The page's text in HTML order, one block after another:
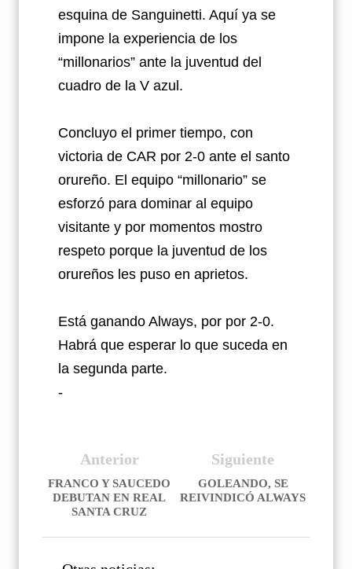
esquina de Sanguinetti. Aquí ya se
impone la experiencia de los
“millonarios” ante la juventud del
cuadro de la V azul.
Concluyo el primer tiempo, con
victoria de CAR por 2-0 ante el santo
orureño. El equipo “millonario” se
esforzó para dominar al equipo
visitante y por momentos mostro
respeto porque la juventud de los
orureños les puso en aprietos.
Está ganando Always, por por 2-0.
Habrá que esperar lo que suceda en
la segunda parte.
-
Siguiente
GOLEANDO, SE
REIVINDICÓ ALWAYS
Anterior
FRANCO Y SAUCEDO
DEBUTAN EN REAL
SANTA CRUZ